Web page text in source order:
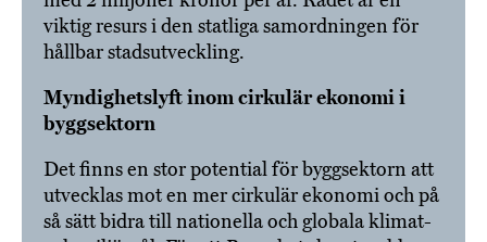
viktig resurs i den statliga samordningen för
hållbar stadsutveckling.
Myndighetslyft inom cirkulär ekonomi i
byggsektorn
Det finns en stor potential för byggsektorn att
utvecklas mot en mer cirkulär ekonomi och på
så sätt bidra till nationella och globala klimat-